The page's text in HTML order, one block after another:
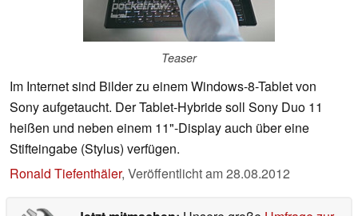
Teaser
Im Internet sind Bilder zu einem Windows-8-Tablet von
Sony aufgetaucht. Der Tablet-Hybride soll Sony Duo 11
heißen und neben einem 11"-Display auch über eine
Stifteingabe (Stylus) verfügen.
Ronald Tiefenthäler, Veröffentlicht am28.08.2012